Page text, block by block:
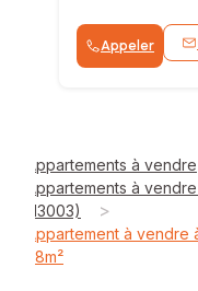
Appeler
Appartements à vendre
Appartements à vendre
(13003)
>
Appartement à vendre
38m²